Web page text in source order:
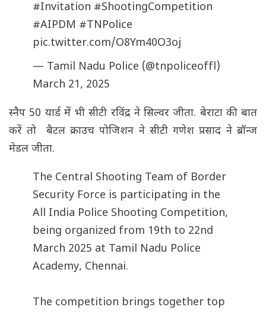
#Invitation #ShootingCompetition
#AIPDM #TNPolice
pic.twitter.com/O8Ym40O3oj
— Tamil Nadu Police (@tnpoliceoffl)
March 21, 2025
स्नैप 50 यार्ड में भी सीटी रविंद्र ने सिल्वर जीता. बेराटा की बात
करें तो बैटल क्राउच पोजिशन ने सीटी गणेश प्रसाद ने ब्रॉन्ज
मेडल जीता.
The Central Shooting Team of Border
Security Force is participating in the
All India Police Shooting Competition,
being organized from 19th to 22nd
March 2025 at Tamil Nadu Police
Academy, Chennai.
The competition brings together top